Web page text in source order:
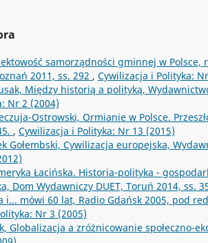
samorządności gminnej w Polsce,
2011, ss. 292 , Cywilizacja i Polityka:
Między historią a polityką,
Nr 2 (2004)
Ostrowski, Ormianie w Polsce.
, Cywilizacja i Polityka: Nr 13 (2015)
Gołembski, Cywilizacja europejska,
Łacińska. Historia-polityka -
Dom Wydawniczy DUET, Toruń 2014, ss.
i... mówi 60 lat, Radio Gdańsk 2005, pod
Nr 3 (2005)
Globalizacja a zróżnicowanie społeczno-